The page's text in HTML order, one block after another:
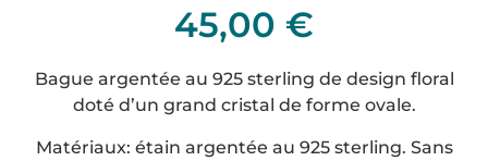
45,00 €
Bague argentée au 925 sterling de design floral
doté d’un grand cristal de forme ovale.
Matériaux: étain argentée au 925 sterling. Sans